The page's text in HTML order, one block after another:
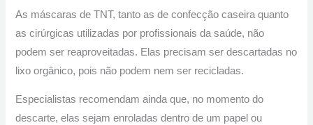
As máscaras de TNT, tanto as de confecção caseira quanto
as cirúrgicas utilizadas por profissionais da saúde, não
podem ser reaproveitadas. Elas precisam ser descartadas no
lixo orgânico, pois não podem nem ser recicladas.
Especialistas recomendam ainda que, no momento do
descarte, elas sejam enroladas dentro de um papel ou